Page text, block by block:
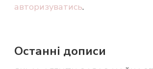
авторизуватись.
Останні дописи